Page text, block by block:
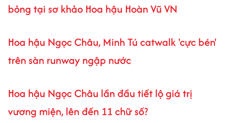
bỏng tại sơ khảo Hoa hậu Hoàn Vũ VN
Hoa hậu Ngọc Châu, Minh Tú catwalk 'cực bén'
trên sàn runway ngập nước
Hoa hậu Ngọc Châu lần đầu tiết lộ giá trị
vương miện, lên đến 11 chữ số?